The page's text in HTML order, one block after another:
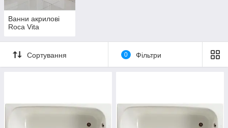
Ванни акрилові
Roca Vita
Сортування 0 Фільтри